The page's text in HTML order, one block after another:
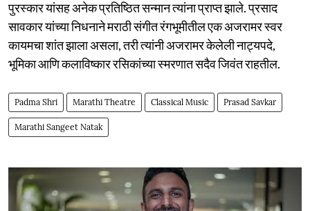
पुरस्कार यांसह अनेक प्रतिष्ठित सन्मान त्यांना प्राप्त झाले. प्रसाद
सावकार यांच्या निधनाने मराठी संगीत रंगभूमीतील एक अजरामर स्वर
कायमचा शांत झाला असला, तरी त्यांनी अजरामर केलेली नाट्यपदे,
भूमिका आणि कलाविष्कार रसिकांच्या स्मरणात सदैव जिवंत राहतील.
Padma Shri Marathi Theatre Classical Music Prasad Savkar
Marathi Sangeet Natak